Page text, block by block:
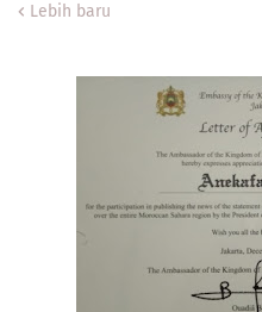
Lebih baru